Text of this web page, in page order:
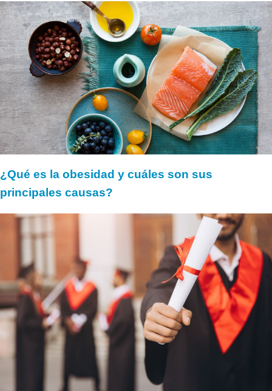
¿Qué es la obesidad y cuáles son sus
principales causas?